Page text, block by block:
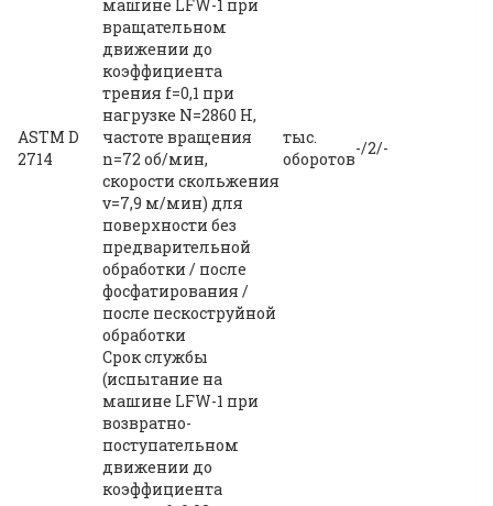
ASTM D
2714
машине LFW-1 при
вращательном
движении до
коэффициента
трения f=0,1 при
нагрузке N=2860 H,
частоте вращения
n=72 об/мин,
скорости скольжения
v=7,9 м/мин) для
поверхности без
предварительной
обработки / после
фосфатирования /
после пескоструйной
обработки
тыс.
оборотов
-/2/-
Срок службы
(испытание на
машине LFW-1 при
возвратно-
поступательном
движении до
коэффициента